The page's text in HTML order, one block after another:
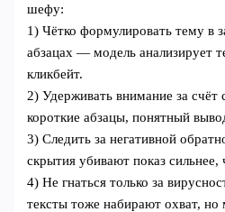
шефу:
1) Чётко формулировать тему в
абзацах — модель анализирует
кликбейт.
2) Удерживать внимание за счёт
короткие абзацы, понятный
3) Следить за негативной
скрытия убивают показ сильнее,
4) Не гнаться только за
тексты тоже набирают охват, но